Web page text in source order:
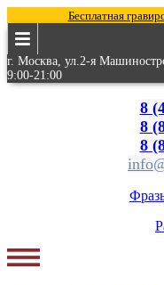
Бесплатная
г. Москва, ул.2-я
9:00-21:00
8
8
8